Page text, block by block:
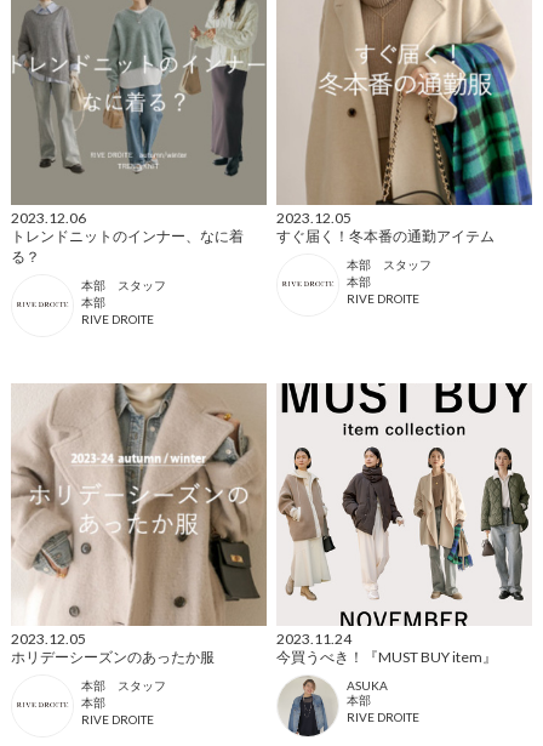
2023.12.06
トレンドニットのインナー、なに着
る？
本部 スタッフ
本部
RIVE DROITE
2023.12.05
すぐ届く！冬本番の通勤アイテム
本部 スタッフ
本部
RIVE DROITE
2023.12.05
ホリデーシーズンのあったか服
本部 スタッフ
本部
RIVE DROITE
2023.11.24
今買うべき！『MUST BUY item』
ASUKA
本部
RIVE DROITE